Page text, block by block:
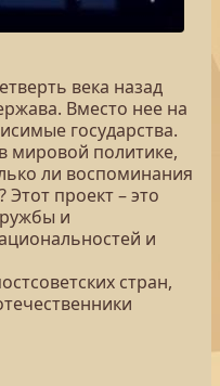
века назад
Вместо нее на
государства.
мировой политике,
ли воспоминания
Этот проект – это
и
и
стран,